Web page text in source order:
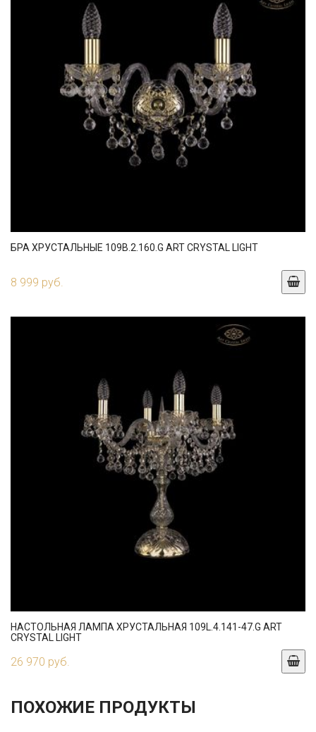
БРА ХРУСТАЛЬНЫЕ 109B.2.160.G ART CRYSTAL LIGHT
8 999 руб.
НАСТОЛЬНАЯ ЛАМПА ХРУСТАЛЬНАЯ 109L.4.141-47.G ART
CRYSTAL LIGHT
26 970 руб.
ПОХОЖИЕ ПРОДУКТЫ